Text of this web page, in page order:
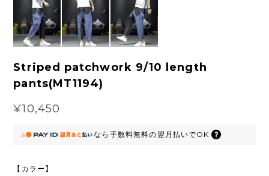
Striped patchwork 9/10 length
pants(MT1194)
¥10,450
なら 手数料無料の翌月払いでOK
【カラー】